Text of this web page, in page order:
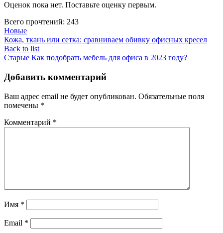
Оценок пока нет. Поставьте оценку первым.
Всего прочтений: 243
Новые
Кожа, ткань или сетка: сравниваем обивку офисных кресел
Back to list
Старые Как подобрать мебель для офиса в 2023 году?
Добавить комментарий
Ваш адрес email не будет опубликован. Обязательные поля
помечены *
Комментарий *
Имя *
Email *